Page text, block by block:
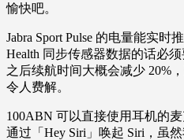
愉快吧。
Jabra Sport Pulse 的电量能实时
Health 同步传感器数据的话必
之后续航时间大概会减少 20%
令人费解。
100ABN 可以直接使用耳机的
通过「Hey Siri」唤起 Siri，虽